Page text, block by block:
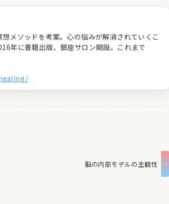
メソッドを考案。心の悩みが解消されていくこ
年に書籍出版、銀座サロン開設。これまで
脳の内部モデルの主観性